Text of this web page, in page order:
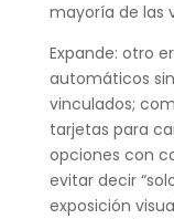
mayoría de las
Expande: otro
automáticos
vinculados;
tarjetas para
opciones con
evitar decir
exposición